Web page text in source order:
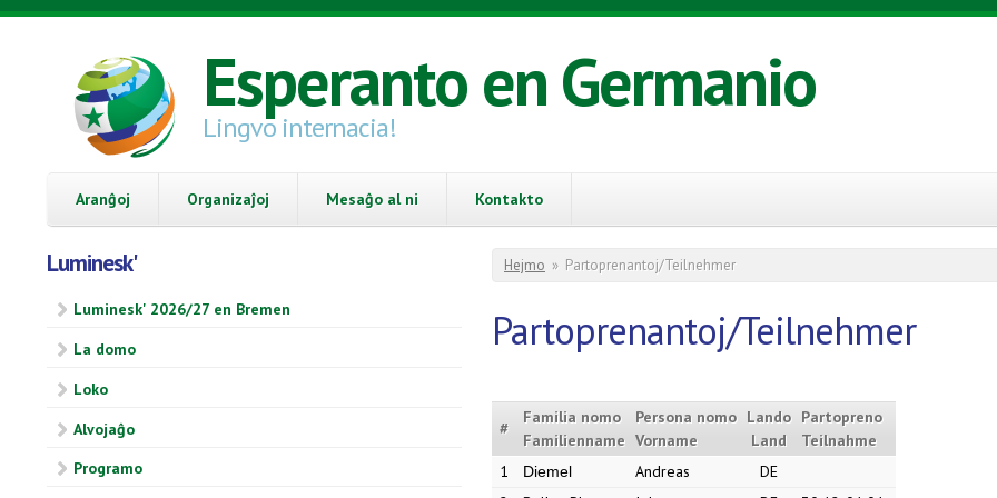
Skip to main content
Esperanto en Germanio
Lingvo internacia!
Aranĝoj Organizaĵoj Mesaĝo al ni Kontakto
Luminesk'
Luminesk' 2026/27 en Bremen
La domo
Loko
Alvojaĝo
Programo
You are here
Hejmo » Partoprenantoj/Teilnehmer
Partoprenantoj/Teilnehmer
#
Familia nomo
Familienname
Persona nomo
Vorname
Lando
Land
Partopreno
Teilnahme
1
Diemel Andreas
DE